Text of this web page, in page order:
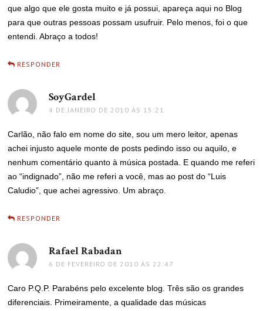
que algo que ele gosta muito e já possui, apareça aqui no Blog
para que outras pessoas possam usufruir. Pelo menos, foi o que
entendi. Abraço a todos!
RESPONDER
SoyGardel
4 DE JANEIRO DE 2010 ÀS 15:21
Carlão, não falo em nome do site, sou um mero leitor, apenas
achei injusto aquele monte de posts pedindo isso ou aquilo, e
nenhum comentário quanto à música postada. E quando me referi
ao “indignado”, não me referi a você, mas ao post do “Luis
Caludio”, que achei agressivo. Um abraço.
RESPONDER
Rafael Rabadan
6 DE FEVEREIRO DE 2010 ÀS 22:47
Caro P.Q.P. Parabéns pelo excelente blog. Três são os grandes
diferenciais. Primeiramente, a qualidade das músicas